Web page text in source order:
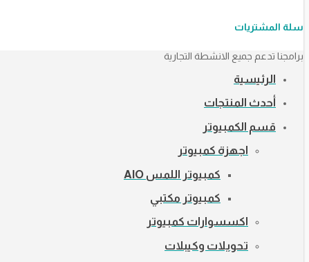
سلة المشتريات
برامجنا تدعم جميع الانشطة التجارية
الرئيسية
أحدث المنتجات
قسم الكمبيوتر
اجهزة كمبيوتر
كمبيوتر اللمس AIO
كمبيوتر مكتبي
اكسسوارات كمبيوتر
تحويلات وكيبلات